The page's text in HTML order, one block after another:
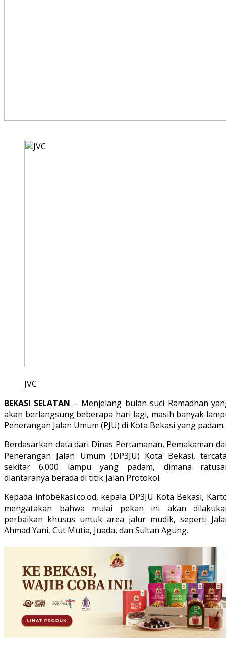
JVC
BEKASI SELATAN – Menjelang bulan suci Ramadhan
akan berlangsung beberapa hari lagi, masih banyak
Penerangan Jalan Umum (PJU) di Kota Bekasi yang padam.
Berdasarkan data dari Dinas Pertamanan, Pemakaman
Penerangan Jalan Umum (DP3JU) Kota Bekasi,
sekitar 6.000 lampu yang padam, dimana
diantaranya berada di titik Jalan Protokol.
Kepada infobekasi.co.od, kepala DP3JU Kota Bekasi,
mengatakan bahwa mulai pekan ini akan
perbaikan khusus untuk area jalur mudik, seperti
Ahmad Yani, Cut Mutia, Juada, dan Sultan Agung.